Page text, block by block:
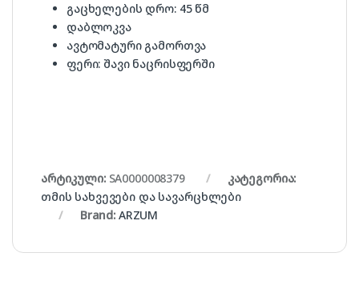
გაცხელების დრო: 45 წმ
დაბლოკვა
ავტომატური გამორთვა
ფერი: შავი ნაცრისფერში
არტიკული: SA0000008379
კატეგორია:
თმის სახვევები და სავარცხლები
Brand: ARZUM